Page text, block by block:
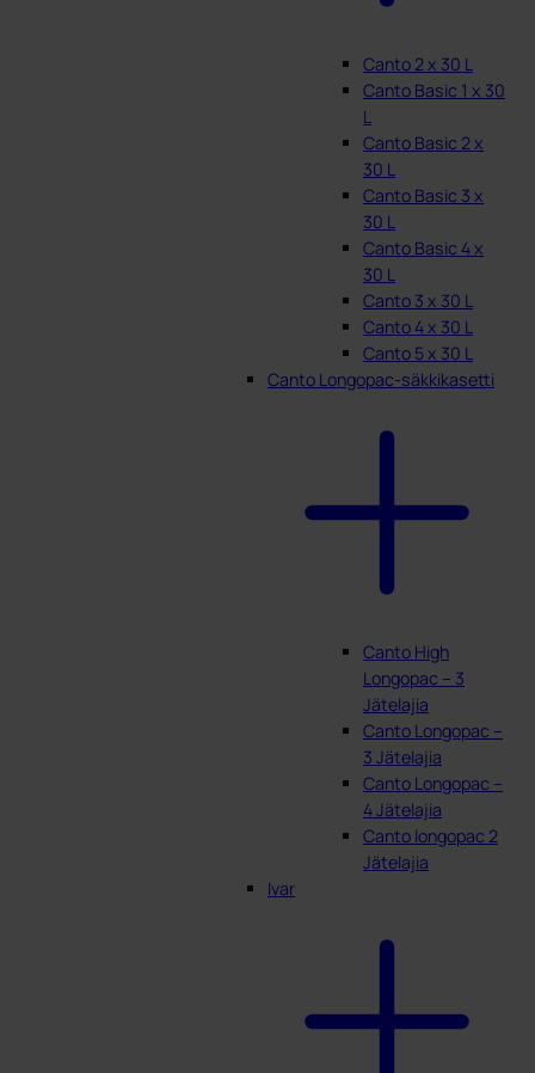
Canto 2 x 30 L
Canto Basic 1 x 30
L
Canto Basic 2 x
30 L
Canto Basic 3 x
30 L
Canto Basic 4 x
30 L
Canto 3 x 30 L
Canto 4 x 30 L
Canto 5 x 30 L
Canto Longopac-säkkikasetti
Canto High
Longopac – 3
Jätelajia
Canto Longopac –
3 Jätelajia
Canto Longopac –
4 Jätelajia
Canto longopac 2
Jätelajia
Ivar